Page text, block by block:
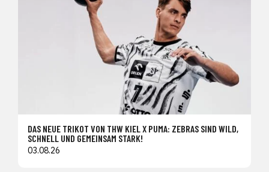
DAS NEUE TRIKOT VON THW KIEL X PUMA: ZEBRAS SIND WILD,
SCHNELL UND GEMEINSAM STARK!
03.08.26